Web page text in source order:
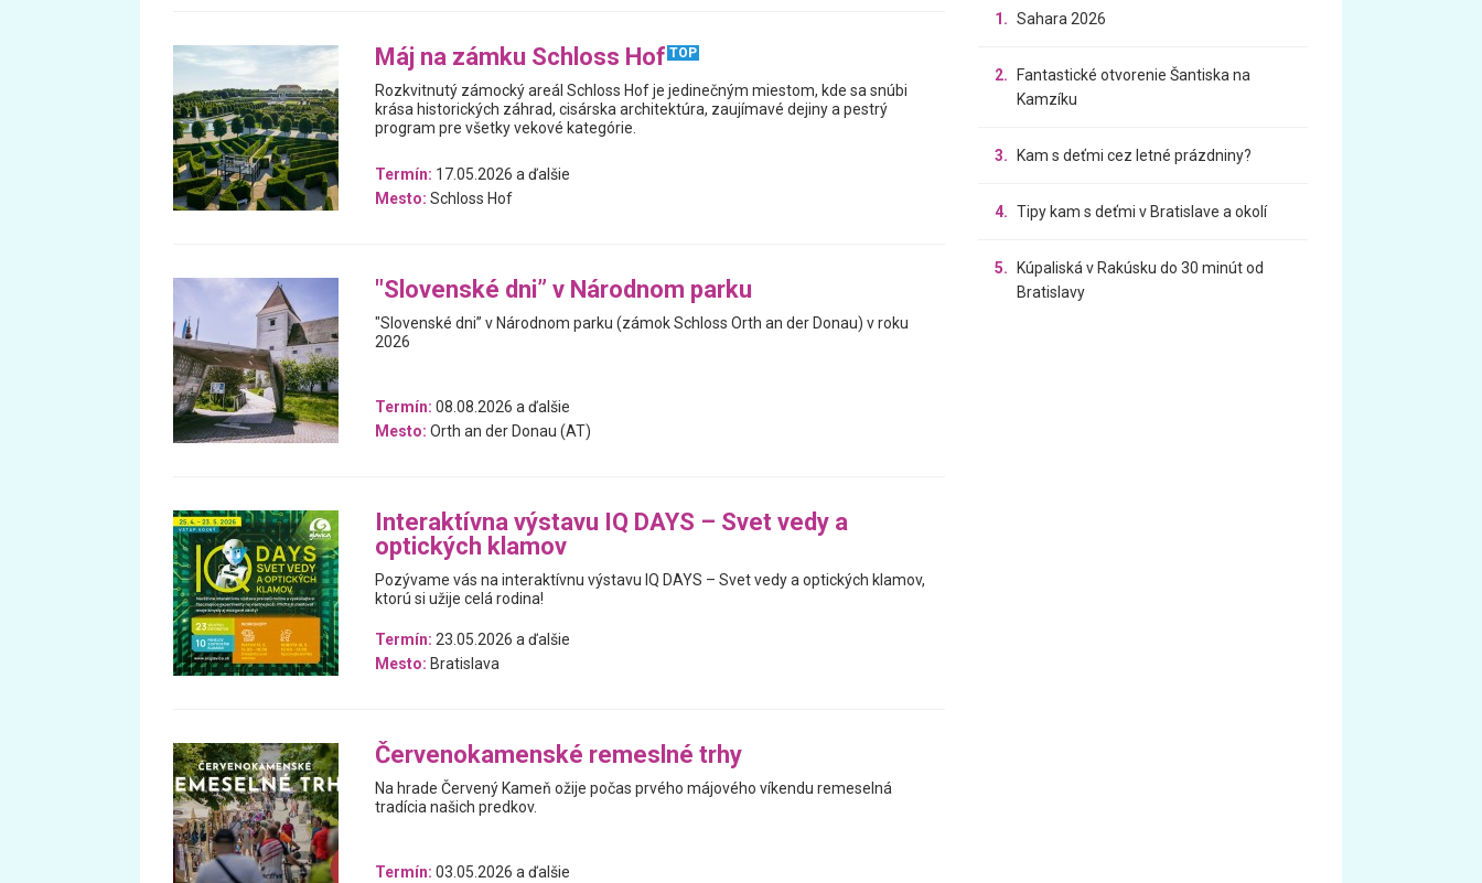
Máj na zámku Schloss Hof TOP
Rozkvitnutý zámocký areál Schloss Hof je jedinečným miestom, kde sa snúbi
krása historických záhrad, cisárska architektúra, zaujímavé dejiny a pestrý
program pre všetky vekové kategórie.
Termín: 17.05.2026 a ďalšie
Mesto: Schloss Hof
"Slovenské dni” v Národnom parku
"Slovenské dni” v Národnom parku (zámok Schloss Orth an der Donau) v roku
2026
Termín: 08.08.2026 a ďalšie
Mesto: Orth an der Donau (AT)
Interaktívna výstavu IQ DAYS – Svet vedy a
optických klamov
Pozývame vás na interaktívnu výstavu IQ DAYS – Svet vedy a optických klamov,
ktorú si užije celá rodina!
Termín: 23.05.2026 a ďalšie
Mesto: Bratislava
Červenokamenské remeslné trhy
Na hrade Červený Kameň ožije počas prvého májového víkendu remeselná
tradícia našich predkov.
Termín: 03.05.2026 a ďalšie
1. Sahara 2026
2.
Fantastické otvorenie Šantiska na
Kamzíku
3. Kam s deťmi cez letné prázdniny?
4. Tipy kam s deťmi v Bratislave a okolí
5.
Kúpaliská v Rakúsku do 30 minút od
Bratislavy